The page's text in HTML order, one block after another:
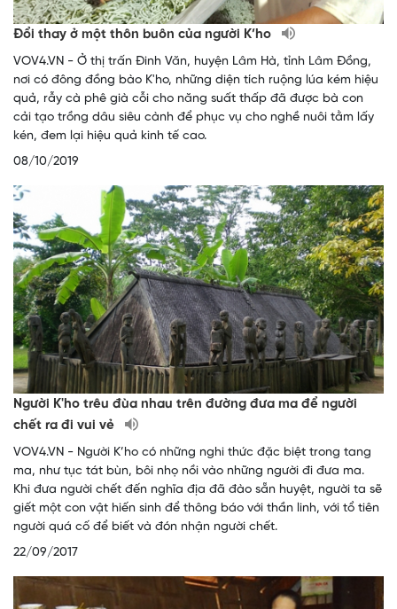
Đổi thay ở một thôn buôn của người K’ho
VOV4.VN - Ở thị trấn Đinh Văn, huyện Lâm Hà, tỉnh Lâm Đồng,
nơi có đông đồng bào K'ho, những diện tích ruộng lúa kém hiệu
quả, rẫy cà phê già cỗi cho năng suất thấp đã được bà con
cải tạo trồng dâu siêu cành để phục vụ cho nghề nuôi tằm lấy
kén, đem lại hiệu quả kinh tế cao.
08/10/2019
Người K'ho trêu đùa nhau trên đường đưa ma để người
chết ra đi vui vẻ
VOV4.VN - Người K’ho có những nghi thức đặc biệt trong tang
ma, như tục tát bùn, bôi nhọ nồi vào những người đi đưa ma.
Khi đưa người chết đến nghĩa địa đã đào sẵn huyệt, người ta sẽ
giết một con vật hiến sinh để thông báo với thần linh, với tổ tiên
người quá cố để biết và đón nhận người chết.
22/09/2017